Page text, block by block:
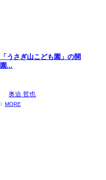
「うさぎ山こども園」の開
園...
奥迫 哲也
MORE